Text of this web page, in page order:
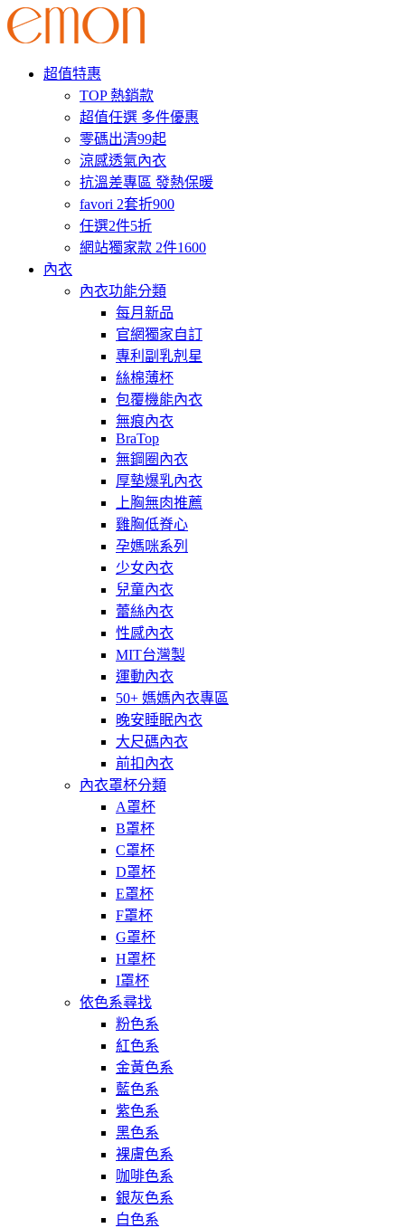
超值特惠
TOP 熱銷款
超值任選 多件優惠
零碼出清99起
涼感透氣內衣
抗溫差專區 發熱保暖
favori 2套折900
任選2件5折
網站獨家款 2件1600
內衣
內衣功能分類
每月新品
官網獨家自訂
專利副乳剋星
絲棉薄杯
包覆機能內衣
無痕內衣
BraTop
無鋼圈內衣
厚墊爆乳內衣
上胸無肉推薦
雞胸低脊心
孕媽咪系列
少女內衣
兒童內衣
蕾絲內衣
性感內衣
MIT台灣製
運動內衣
50+ 媽媽內衣專區
晚安睡眠內衣
大尺碼內衣
前扣內衣
內衣罩杯分類
A罩杯
B罩杯
C罩杯
D罩杯
E罩杯
F罩杯
G罩杯
H罩杯
I罩杯
依色系尋找
粉色系
紅色系
金黃色系
藍色系
紫色系
黑色系
裸膚色系
咖啡色系
銀灰色系
白色系